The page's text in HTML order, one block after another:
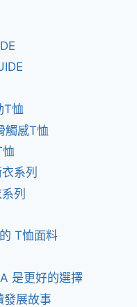
T恤
觸感T恤
系列
列
T恤面料
是更好的選擇
發展故事